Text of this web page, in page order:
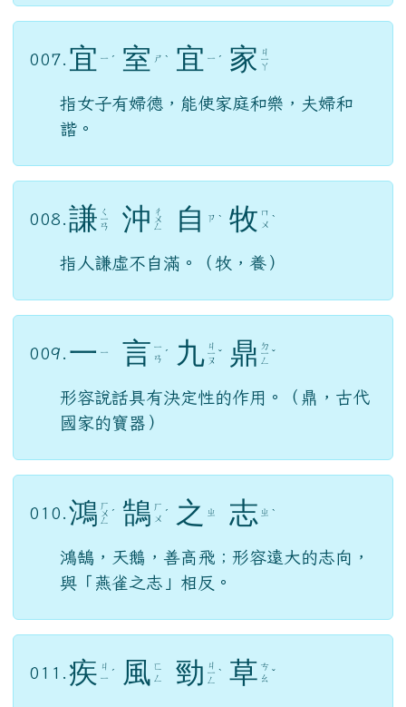
007. 宜 ㄧ ˊ 室 ㄕ ˋ 宜 ㄧ ˊ 家 ㄐ
ㄧ
ㄚ
指女子有婦德，能使家庭和樂，夫婦和
諧。
008. 謙 ㄑ
ㄧ
ㄢ 沖 ㄔ
ㄨ
ㄥ 自 ㄗ ˋ 牧 ㄇ
ㄨ ˋ
指人謙虛不自滿。（牧，養）
009. 一 ㄧ 言 ㄧ
ㄢ ˊ 九 ㄐ
ㄧ
ㄡ
ˇ 鼎 ㄉ
ㄧ
ㄥ
ˇ
形容說話具有決定性的作用。（鼎，古代
國家的寶器）
010. 鴻 ㄏ
ㄨ
ㄥ
ˊ 鵠 ㄏ
ㄨ ˊ 之 ㄓ 志 ㄓ ˋ
鴻鵠，天鵝，善高飛；形容遠大的志向，
與「燕雀之志」相反。
011. 疾 ㄐ
ㄧ ˊ 風 ㄈ
ㄥ
勁 ㄐ
ㄧ
ㄥ
ˋ 草 ㄘ
ㄠ ˇ